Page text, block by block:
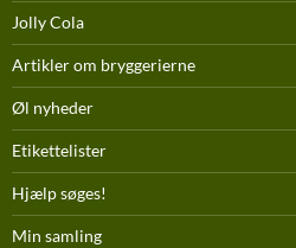
Jolly Cola
Artikler om bryggerierne
Øl nyheder
Etikettelister
Hjælp søges!
Min samling